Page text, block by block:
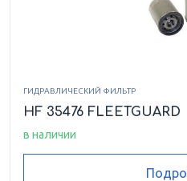
ГИДРАВЛИЧЕСКИЙ ФИЛЬТР
HF 35476 FLEETGUARD
в наличии